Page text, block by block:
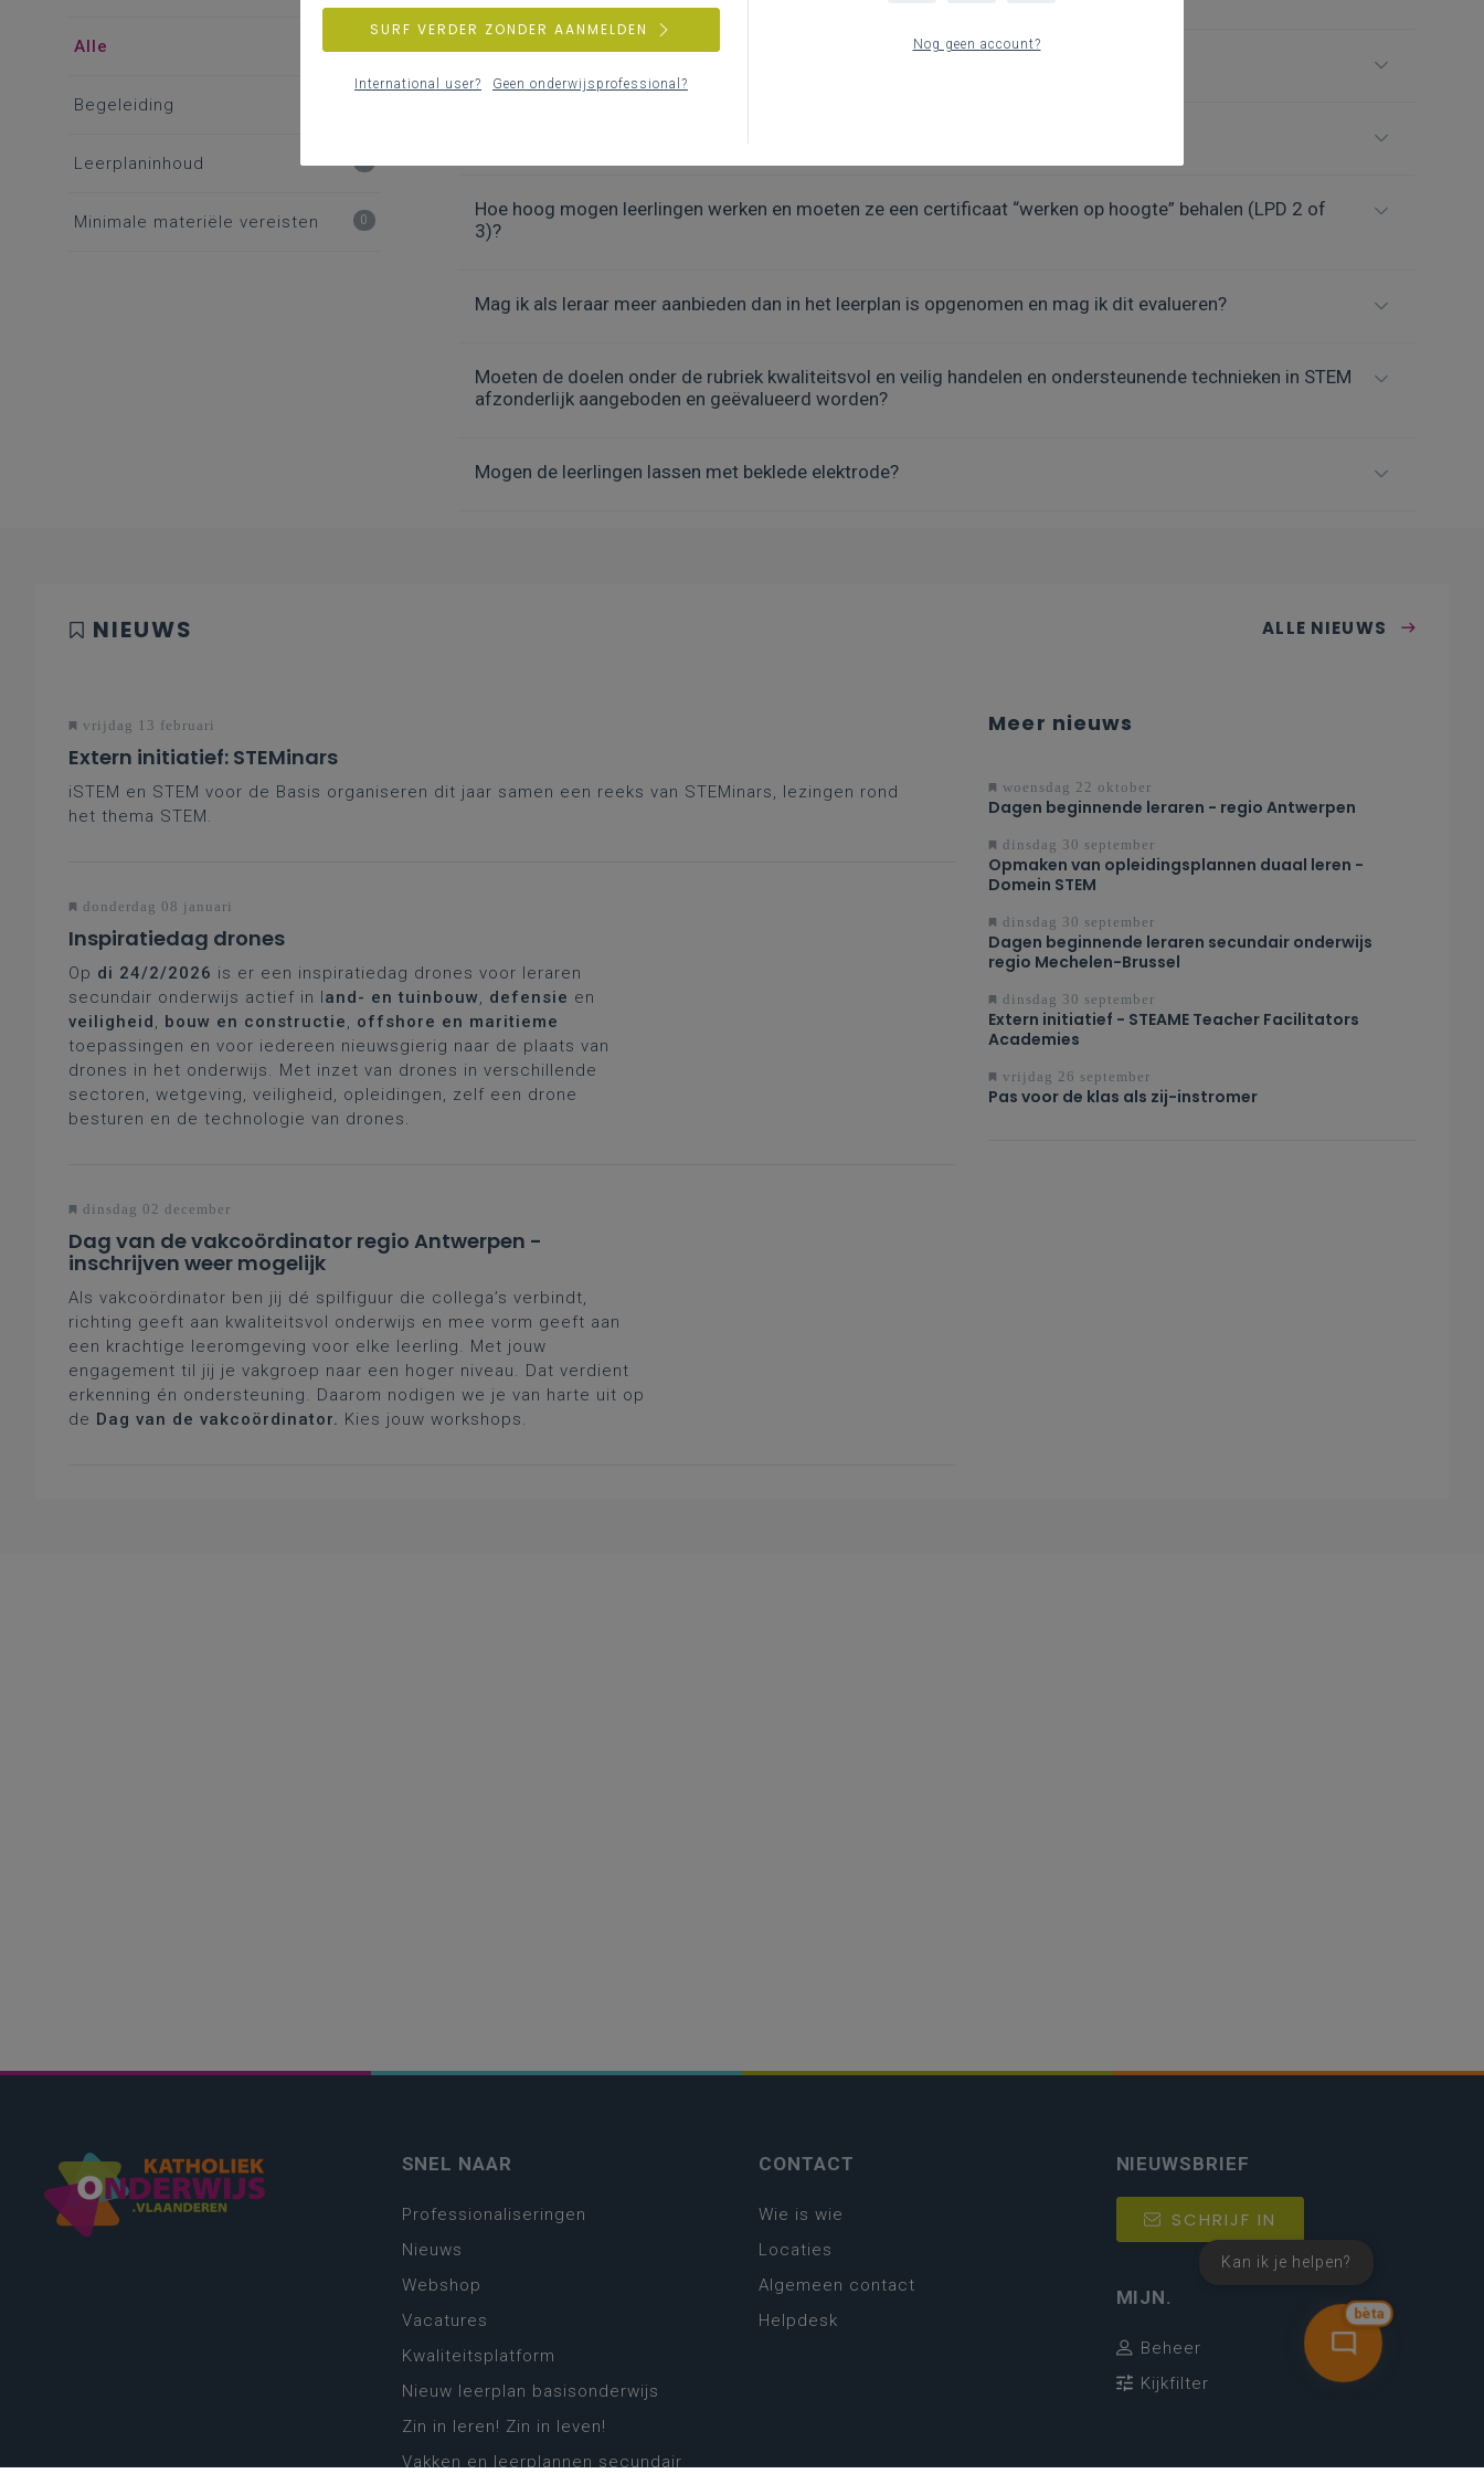
Alle
Begeleiding
Leerplaninhoud
Minimale materiële vereisten 0
Hoe hoog mogen leerlingen werken en moeten ze een certificaat “werken op hoogte” behalen (LPD 2 of
3)?
Mag ik als leraar meer aanbieden dan in het leerplan is opgenomen en mag ik dit evalueren?
Moeten de doelen onder de rubriek kwaliteitsvol en veilig handelen en ondersteunende technieken in STEM
afzonderlijk aangeboden en geëvalueerd worden?
Mogen de leerlingen lassen met beklede elektrode?
NIEUWS ALLE NIEUWS
vrijdag 13 februari
Extern initiatief: STEMinars
iSTEM en STEM voor de Basis organiseren dit jaar samen een reeks van STEMinars, lezingen rond
het thema STEM.
donderdag 08 januari
Inspiratiedag drones
Op di 24/2/2026 is er een inspiratiedag drones voor leraren
secundair onderwijs actief in land- en tuinbouw, defensie en
veiligheid, bouw en constructie, offshore en maritieme
toepassingen en voor iedereen nieuwsgierig naar de plaats van
drones in het onderwijs. Met inzet van drones in verschillende
sectoren, wetgeving, veiligheid, opleidingen, zelf een drone
besturen en de technologie van drones.
dinsdag 02 december
Dag van de vakcoördinator regio Antwerpen -
inschrijven weer mogelijk
Als vakcoördinator ben jij dé spilfiguur die collega’s verbindt,
richting geeft aan kwaliteitsvol onderwijs en mee vorm geeft aan
een krachtige leeromgeving voor elke leerling. Met jouw
engagement til jij je vakgroep naar een hoger niveau. Dat verdient
erkenning én ondersteuning. Daarom nodigen we je van harte uit op
de Dag van de vakcoördinator. Kies jouw workshops.
Meer nieuws
woensdag 22 oktober
Dagen beginnende leraren - regio Antwerpen
dinsdag 30 september
Opmaken van opleidingsplannen duaal leren -
Domein STEM
dinsdag 30 september
Dagen beginnende leraren secundair onderwijs
regio Mechelen-Brussel
dinsdag 30 september
Extern initiatief - STEAME Teacher Facilitators
Academies
vrijdag 26 september
Pas voor de klas als zij-instromer
bèta
Kan ik je helpen?
SNEL NAAR
Professionaliseringen
Nieuws
Webshop
Vacatures
Kwaliteitsplatform
Nieuw leerplan basisonderwijs
Zin in leren! Zin in leven!
Vakken en leerplannen secundair
CONTACT
Wie is wie
Locaties
Algemeen contact
Helpdesk
NIEUWSBRIEF
SCHRIJF IN
MIJN.
Beheer
Kijkfilter
Nog geen account?
SURF VERDER ZONDER AANMELDEN
International user? Geen onderwijsprofessional?